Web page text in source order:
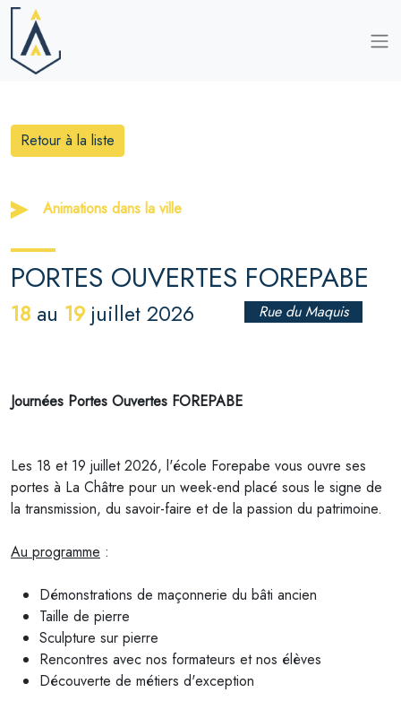
Retour à la liste
Animations dans la ville
PORTES OUVERTES FOREPABE
18 au 19 juillet 2026 Rue du Maquis
Journées Portes Ouvertes FOREPABE
Les 18 et 19 juillet 2026, l'école Forepabe vous ouvre ses
portes à La Châtre pour un week-end placé sous le signe de
la transmission, du savoir-faire et de la passion du patrimoine.
Au programme :
Démonstrations de maçonnerie du bâti ancien
Taille de pierre
Sculpture sur pierre
Rencontres avec nos formateurs et nos élèves
Découverte de métiers d'exception